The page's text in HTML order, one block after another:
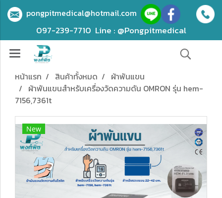
pongpitmedical@hotmail.com
097-239-7710 Line : @Pongpitmedical
หน้าแรก สินค้าทั้งหมด
ผ้าพันแขน
ผ้าพันแขนสำหรับเครื่องวัดความดัน OMRON รุ่น hem-
7156,7361t
New